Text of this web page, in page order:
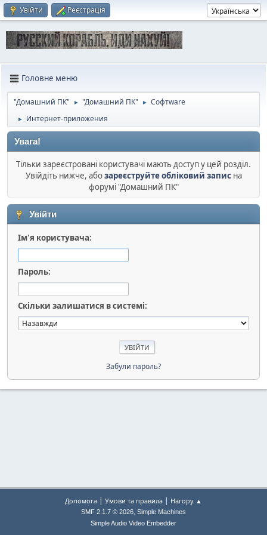
Увійти Реєстрація
Головне меню
"Домашний ПК" ► "Домашний ПК" ► Софтware
► Интернет-приложения
Увага!
Тільки зареєстровані користувачі мають доступ у цей розділ.
Увійдіть нижче, абозареєструйте обліковий записна
форумі "Домашний ПК"
Увійти
Ім'я користувача:
Пароль:
Скільки залишатися в системі:
Забули пароль?
Допомога | Умови та правила | Нагору ▲
SMF 2.1.7 © 2026, Simple Machines
Simple Audio Video Embedder